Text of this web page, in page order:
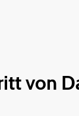
von